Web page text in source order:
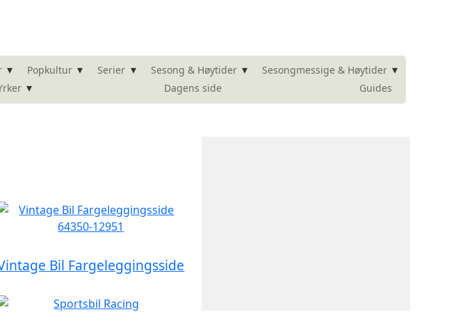
▾ Popkultur ▾ Serier ▾ Sesong & Høytider ▾ Sesongmessige & Høytider ▾
▾ Dagens side Guides
Bil Fargeleggingsside